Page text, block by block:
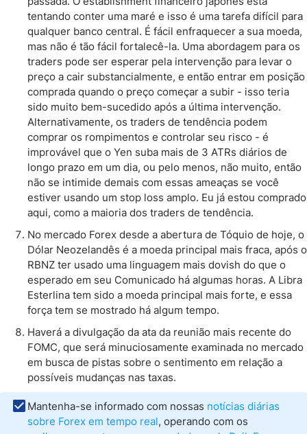
tentando conter uma maré e isso é uma tarefa difícil para
qualquer banco central. É fácil enfraquecer a sua moeda,
mas não é tão fácil fortalecê-la. Uma abordagem para os
traders pode ser esperar pela intervenção para levar o
preço a cair substancialmente, e então entrar em posição
comprada quando o preço começar a subir - isso teria
sido muito bem-sucedido após a última intervenção.
Alternativamente, os traders de tendência podem
comprar os rompimentos e controlar seu risco - é
improvável que o Yen suba mais de 3 ATRs diários de
longo prazo em um dia, ou pelo menos, não muito, então
não se intimide demais com essas ameaças se você
estiver usando um stop loss amplo. Eu já estou comprado
aqui, como a maioria dos traders de tendência.
No mercado Forex desde a abertura de Tóquio de hoje, o
Dólar Neozelandês é a moeda principal mais fraca, após o
RBNZ ter usado uma linguagem mais dovish do que o
esperado em seu Comunicado há algumas horas. A Libra
Esterlina tem sido a moeda principal mais forte, e essa
força tem se mostrado há algum tempo.
Haverá a divulgação da ata da reunião mais recente do
FOMC, que será minuciosamente examinada no mercado
em busca de pistas sobre o sentimento em relação a
possíveis mudanças nas taxas.
Mantenha-se informado com nossas notícias diárias
sobre Forex em tempo real, operando com os